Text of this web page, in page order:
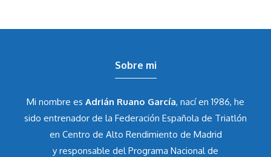
Sobre mi
Mi nombre es Adrián Ruano García, nací en 1986, he
sido entrenador de la Federación Española de Triatlón
en Centro de Alto Rendimiento de Madrid
y responsable del Programa Nacional de